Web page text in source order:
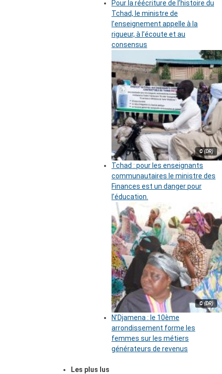
Pour la réécriture de l’histoire du
Tchad, le ministre de
l’enseignement appelle à la
rigueur, à l’écoute et au
consensus
© (DR)
Tchad : pour les enseignants
communautaires le ministre des
Finances est un danger pour
l’éducation.
© (DR)
N’Djamena : le 10ème
arrondissement forme les
femmes sur les métiers
générateurs de revenus
Les plus lus